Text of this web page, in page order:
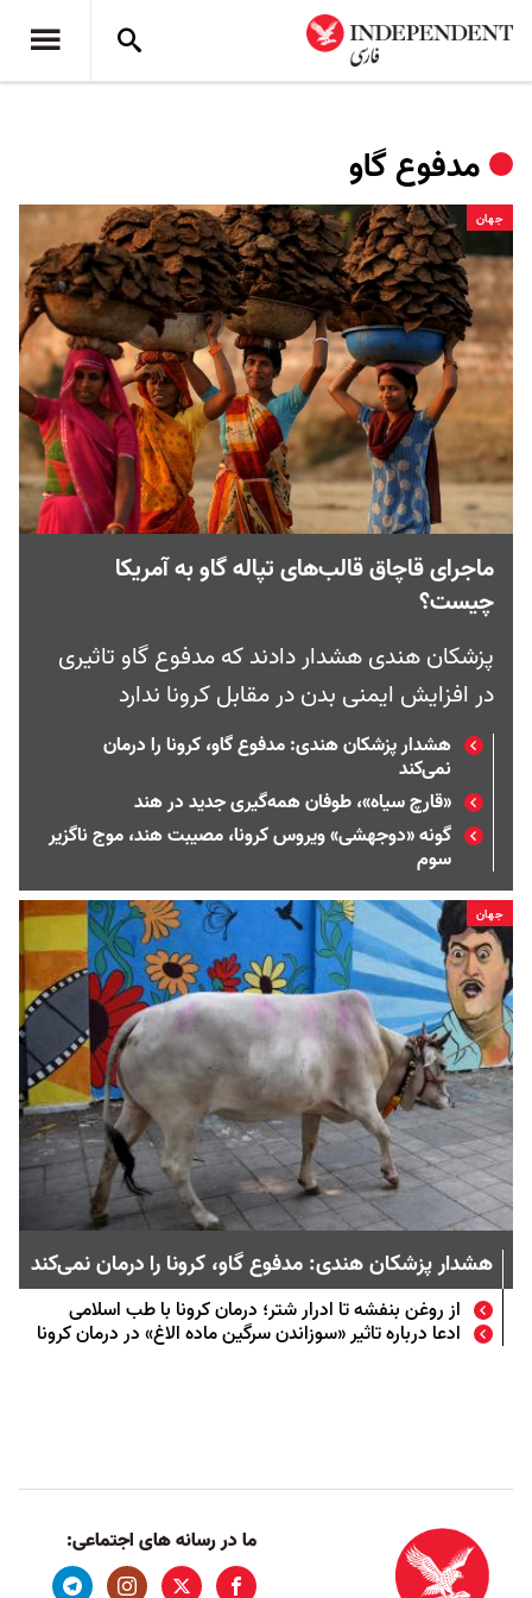
مدفوع گاو
جهان
ماجرای قاچاق قالب‌های تپاله گاو به آمریکا
چیست؟
پزشکان هندی هشدار دادند که مدفوع گاو تاثیری
در افزایش ایمنی بدن در مقابل کرونا ندارد
هشدار پزشکان هندی: مدفوع گاو، کرونا را درمان
نمی‌کند
«قارچ سیاه»، طوفان همه‌گیری جدید در هند
گونه «دوجهشی» ویروس کرونا، مصیبت هند، موج ناگزیر
سوم
جهان
هشدار پزشکان هندی: مدفوع گاو، کرونا را درمان نمی‌کند
از روغن بنفشه تا ادرار شتر؛ درمان کرونا با طب اسلامی
ادعا درباره تاثیر «سوزاندن سرگین ماده الاغ» در درمان کرونا
ما در رسانه های اجتماعی: